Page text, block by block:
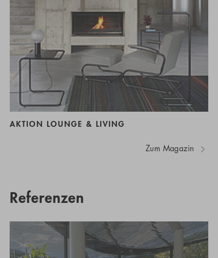
AKTION LOUNGE & LIVING
Zum Magazin
Referenzen